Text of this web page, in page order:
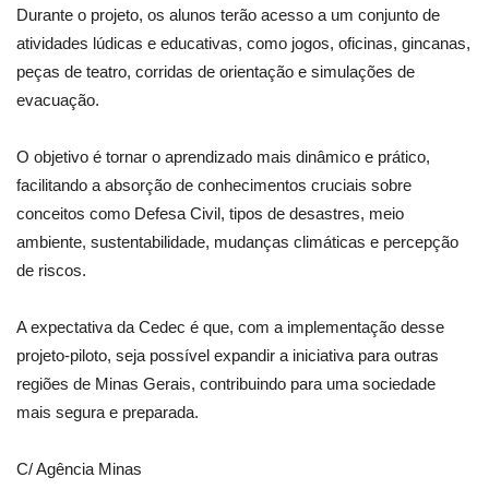
Durante o projeto, os alunos terão acesso a um conjunto de
atividades lúdicas e educativas, como jogos, oficinas, gincanas,
peças de teatro, corridas de orientação e simulações de
evacuação.
O objetivo é tornar o aprendizado mais dinâmico e prático,
facilitando a absorção de conhecimentos cruciais sobre
conceitos como Defesa Civil, tipos de desastres, meio
ambiente, sustentabilidade, mudanças climáticas e percepção
de riscos.
A expectativa da Cedec é que, com a implementação desse
projeto-piloto, seja possível expandir a iniciativa para outras
regiões de Minas Gerais, contribuindo para uma sociedade
mais segura e preparada.
C/ Agência Minas